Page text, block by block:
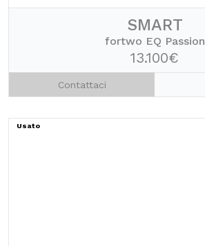
SMART
fortwo EQ Passion
13.100€
Contattaci
Usato